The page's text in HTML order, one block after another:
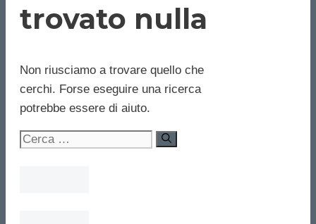
trovato nulla
Non riusciamo a trovare quello che
cerchi. Forse eseguire una ricerca
potrebbe essere di aiuto.
Ricerca